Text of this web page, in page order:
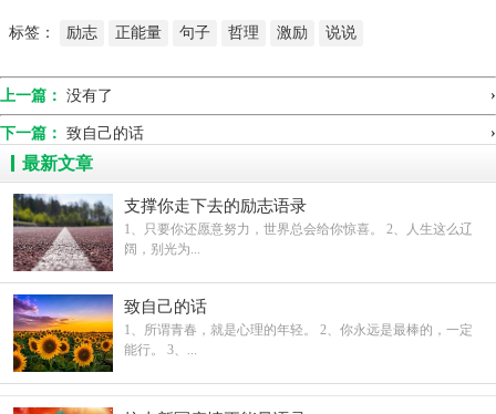
标签： 励志 正能量 句子 哲理 激励 说说
上一篇： 没有了 ›
下一篇： 致自己的话 ›
最新文章
支撑你走下去的励志语录
1、只要你还愿意努力，世界总会给你惊喜。 2、人生这么辽
阔，别光为...
致自己的话
1、所谓青春，就是心理的年轻。 2、你永远是最棒的，一定
能行。 3、...